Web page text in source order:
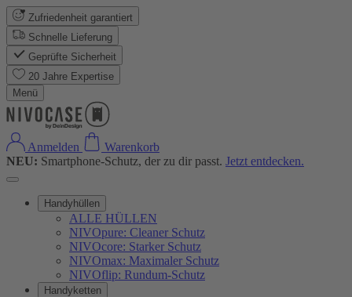
Zufriedenheit garantiert
Schnelle Lieferung
Geprüfte Sicherheit
20 Jahre Expertise
Menü
Anmelden
Warenkorb
NEU: Smartphone-Schutz, der zu dir passt. Jetzt entdecken.
Handyhüllen
ALLE HÜLLEN
NIVOpure: Cleaner Schutz
NIVOcore: Starker Schutz
NIVOmax: Maximaler Schutz
NIVOflip: Rundum-Schutz
Handyketten